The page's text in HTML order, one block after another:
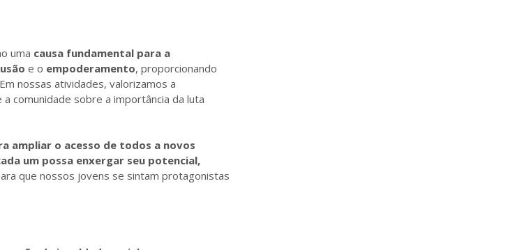
uma causa fundamental para a
e o empoderamento, proporcionando
nossas atividades, valorizamos a
comunidade sobre a importância da luta
ampliar o acesso de todos a novos
um possa enxergar seu potencial,
que nossos jovens se sintam protagonistas